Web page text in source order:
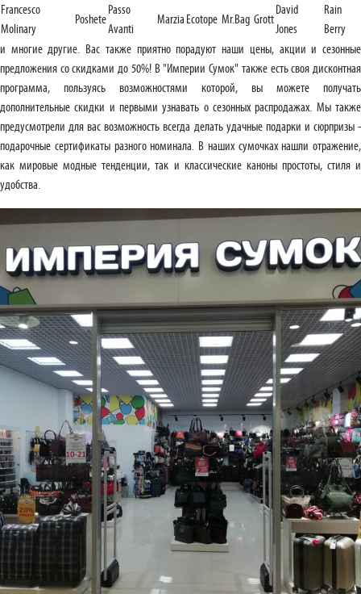
Francesco
Molinary
Poshete
Passo
Avanti
Marzia Ecotope Mr.Bag Grott
David
Jones
Rain
Berry
и многие другие. Вас также приятно порадуют наши цены, акции и сезонные
предложения со скидками до 50%! В "Империи Сумок" также есть своя дисконтная
программа, пользуясь возможностями которой, вы можете получать
дополнительные скидки и первыми узнавать о сезонных распродажах. Мы также
предусмотрели для вас возможность всегда делать удачные подарки и сюрпризы -
подарочные сертификаты разного номинала. В наших сумочках нашли отражение,
как мировые модные тенденции, так и классические каноны простоты, стиля и
удобства.